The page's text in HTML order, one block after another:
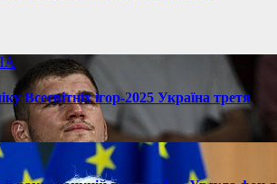
Всесвітніх ігор-2025 Україна третя